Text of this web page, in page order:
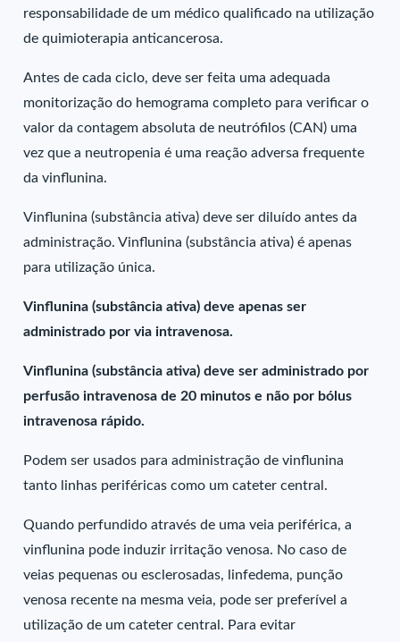
responsabilidade de um médico qualificado na utilização
de quimioterapia anticancerosa.
Antes de cada ciclo, deve ser feita uma adequada
monitorização do hemograma completo para verificar o
valor da contagem absoluta de neutrófilos (CAN) uma
vez que a neutropenia é uma reação adversa frequente
da vinflunina.
Vinflunina (substância ativa) deve ser diluído antes da
administração. Vinflunina (substância ativa) é apenas
para utilização única.
Vinflunina (substância ativa) deve apenas ser
administrado por via intravenosa.
Vinflunina (substância ativa) deve ser administrado por
perfusão intravenosa de 20 minutos e não por bólus
intravenosa rápido.
Podem ser usados para administração de vinflunina
tanto linhas periféricas como um cateter central.
Quando perfundido através de uma veia periférica, a
vinflunina pode induzir irritação venosa. No caso de
veias pequenas ou esclerosadas, linfedema, punção
venosa recente na mesma veia, pode ser preferível a
utilização de um cateter central. Para evitar